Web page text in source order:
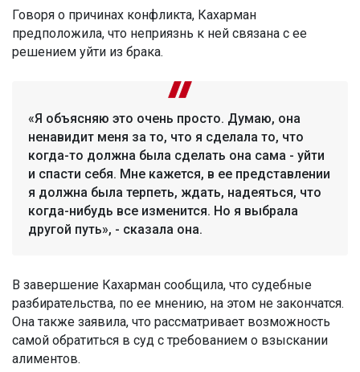
Говоря о причинах конфликта, Кахарман
предположила, что неприязнь к ней связана с ее
решением уйти из брака.
«Я объясняю это очень просто. Думаю, она
ненавидит меня за то, что я сделала то, что
когда-то должна была сделать она сама - уйти
и спасти себя. Мне кажется, в ее представлении
я должна была терпеть, ждать, надеяться, что
когда-нибудь все изменится. Но я выбрала
другой путь», - сказала она.
В завершение Кахарман сообщила, что судебные
разбирательства, по ее мнению, на этом не закончатся.
Она также заявила, что рассматривает возможность
самой обратиться в суд с требованием о взыскании
алиментов.